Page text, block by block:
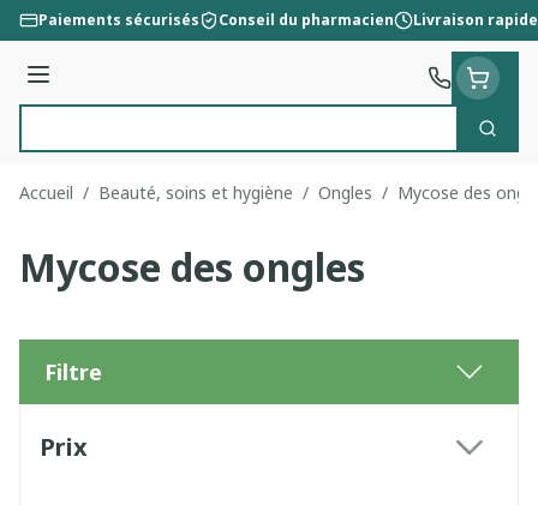
Aller au contenu
Paiements sécurisés Conseil du pharmacien Livraison rapide
Menu
Accueil / Beauté, soins et hygiène / Ongles / Mycose des
Mycose des ongles
Filtre
Prix